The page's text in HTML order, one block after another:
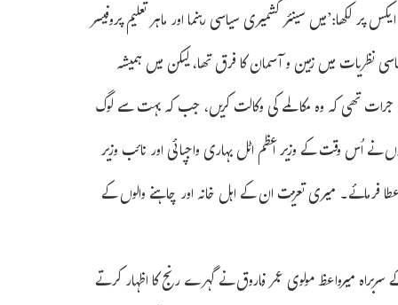
لکھا:’میں سینئر کشمیری سیاسی رہنما اور ماہر تعلیم پروفیسر
میں زمین و آسمان کا فرق تھا، لیکن میں ہمیشہ
تھی کہ وہ مکالمے کی وکالت کریں، جب کہ بہت سے لوگ
اُس وقت کے وزیر اعظم اٹل بہاری واجپائی اور نائب وزیر
فرمائے۔ میری تعزیت ان کے اہل خانہ اور چاہنے والوں کے
میرواعظ مولوی عمر فاروق نے گہرے رنج کا اظہار کرتے